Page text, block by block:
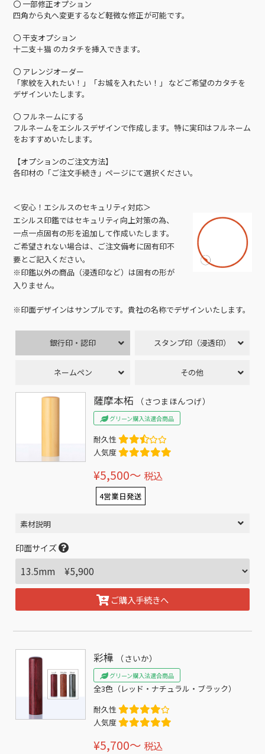
〇 一部修正オプション
四角から丸へ変更するなど軽微な修正が可能です。
〇 干支オプション
十二支＋猫 のカタチを挿入できます。
〇 アレンジオーダー
「家紋を入れたい！」「お城を入れたい！」 などご希望のカタチを
デザインいたします。
〇 フルネームにする
フルネームをエシルスデザインで作成します。特に実印はフルネーム
をおすすめいたします。
【オプションのご注文方法】
各印材の「ご注文手続き」ページにて選択ください。
＜安心！エシルスのセキュリティ対応＞
エシルス印鑑ではセキュリティ向上対策の為、
一点一点固有の形を追加して作成いたします。
ご希望されない場合は、ご注文備考に固有印不
要とご記入ください。
※印鑑以外の商品（浸透印など）は固有の形が
入りません。
※印面デザインはサンプルです。貴社の名称でデザインいたします。
銀行印・認印 スタンプ印（浸透印）
ネームペン その他
薩摩本柘 （さつまほんつげ）
グリーン購入法適合商品
耐久性
人気度
¥5,500〜 税込
4営業日発送
素材説明
印面サイズ
ご購入手続きへ
彩樺 （さいか）
グリーン購入法適合商品
全3色（レッド・ナチュラル・ブラック）
耐久性
人気度
¥5,700〜 税込